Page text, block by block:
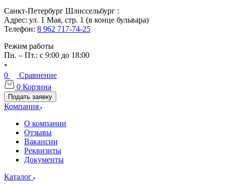
Санкт-Петербург Шлиссельбург :
Адрес: ул. 1 Мая, стр. 1 (в конце бульвара)
Телефон: 8 962 717-74-25
Режим работы
Пн. – Пт.: с 9:00 до 18:00
0
Сравнение
0 Корзина
Подать заявку
Компания
О компании
Отзывы
Вакансии
Реквизиты
Документы
Каталог